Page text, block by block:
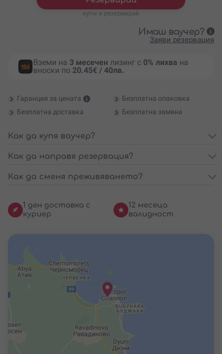
купи и резервирай
Имаш ваучер?
Заяви резервация
Вземи на 3 месечен лизинг с 0% лихва на
вноски по 20.45€ / 40лв.
Гаранция за цената
Безплатна опаковка
Безплатна доставка
Безплатна замяна
Как да купя ваучер?
Как да направя резервация?
Как да сменя преживяването?
1 ден доставка с
куриер
12 месеца
валидност